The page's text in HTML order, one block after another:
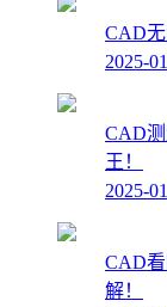
CAD无
2025-
CAD
王！
2025-
CAD
解！